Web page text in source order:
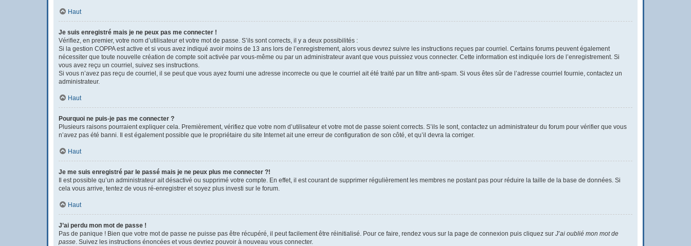
Haut
Je suis enregistré mais je ne peux pas me connecter !
Vérifiez, en premier, votre nom d’utilisateur et votre mot de passe. S’ils sont corrects, il y a deux possibilités :
Si la gestion COPPA est active et si vous avez indiqué avoir moins de 13 ans lors de l’enregistrement, alors vous devrez suivre les instructions reçues par courriel. Certains forums peuvent également
nécessiter que toute nouvelle création de compte soit activée par vous-même ou par un administrateur avant que vous puissiez vous connecter. Cette information est indiquée lors de l’enregistrement. Si
vous avez reçu un courriel, suivez ses instructions.
Si vous n’avez pas reçu de courriel, il se peut que vous ayez fourni une adresse incorrecte ou que le courriel ait été traité par un filtre anti-spam. Si vous êtes sûr de l’adresse courriel fournie, contactez un
administrateur.
Haut
Pourquoi ne puis-je pas me connecter ?
Plusieurs raisons pourraient expliquer cela. Premièrement, vérifiez que votre nom d’utilisateur et votre mot de passe soient corrects. S’ils le sont, contactez un administrateur du forum pour vérifier que vous
n’avez pas été banni. Il est également possible que le propriétaire du site Internet ait une erreur de configuration de son côté, et qu’il devra la corriger.
Haut
Je me suis enregistré par le passé mais je ne peux plus me connecter ?!
Il est possible qu’un administrateur ait désactivé ou supprimé votre compte. En effet, il est courant de supprimer régulièrement les membres ne postant pas pour réduire la taille de la base de données. Si
cela vous arrive, tentez de vous ré-enregistrer et soyez plus investi sur le forum.
Haut
J’ai perdu mon mot de passe !
Pas de panique ! Bien que votre mot de passe ne puisse pas être récupéré, il peut facilement être réinitialisé. Pour ce faire, rendez vous sur la page de connexion puis cliquez sur J’ai oublié mon mot de
passe. Suivez les instructions énoncées et vous devriez pouvoir à nouveau vous connecter.